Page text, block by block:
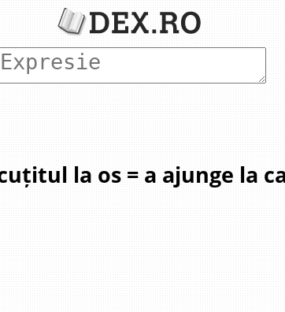
la os = a ajunge la